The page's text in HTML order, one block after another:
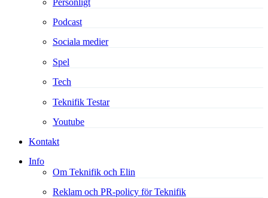
Podcast
Sociala medier
Spel
Tech
Teknifik Testar
Youtube
Kontakt
Info
Om Teknifik och Elin
Reklam och PR-policy för Teknifik